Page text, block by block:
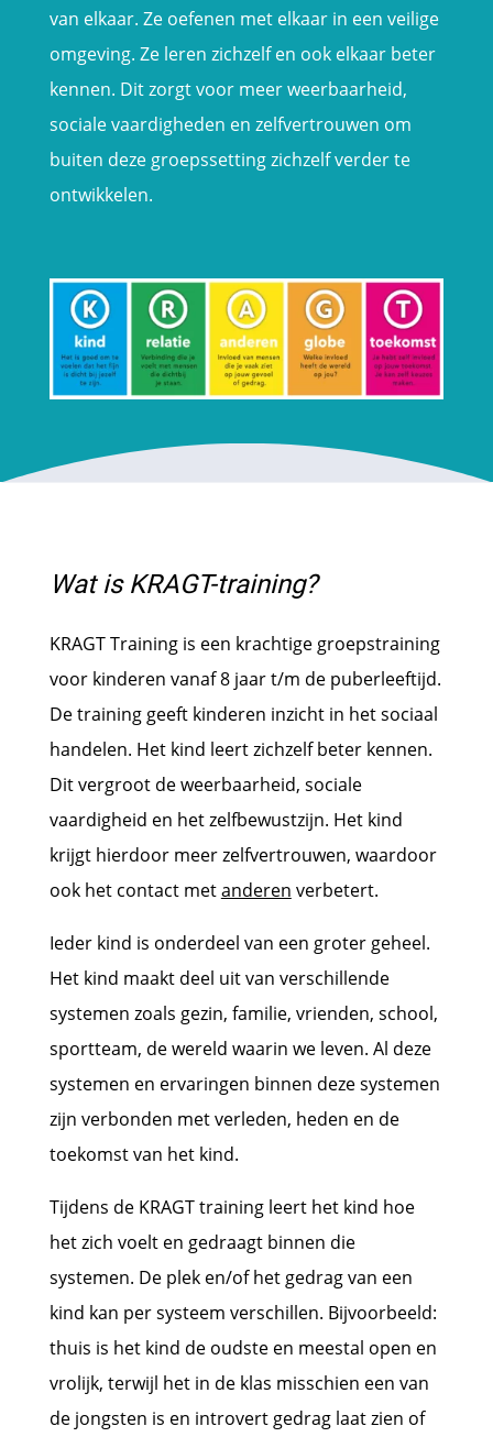
van elkaar. Ze oefenen met elkaar in een veilige
omgeving. Ze leren zichzelf en ook elkaar beter
kennen. Dit zorgt voor meer weerbaarheid,
sociale vaardigheden en zelfvertrouwen om
buiten deze groepssetting zichzelf verder te
ontwikkelen.
Wat is KRAGT-training?
KRAGT Training is een krachtige groepstraining
voor kinderen vanaf 8 jaar t/m de puberleeftijd.
De training geeft kinderen inzicht in het sociaal
handelen. Het kind leert zichzelf beter kennen.
Dit vergroot de weerbaarheid, sociale
vaardigheid en het zelfbewustzijn. Het kind
krijgt hierdoor meer zelfvertrouwen, waardoor
ook het contact metanderen verbetert.
Ieder kind is onderdeel van een groter geheel.
Het kind maakt deel uit van verschillende
systemen zoals gezin, familie, vrienden, school,
sportteam, de wereld waarin we leven. Al deze
systemen en ervaringen binnen deze systemen
zijn verbonden met verleden, heden en de
toekomst van het kind.
Tijdens de KRAGT training leert het kind hoe
het zich voelt en gedraagt binnen die
systemen. De plek en/of het gedrag van een
kind kan per systeem verschillen. Bijvoorbeeld:
thuis is het kind de oudste en meestal open en
vrolijk, terwijl het in de klas misschien een van
de jongsten is en introvert gedrag laat zien of